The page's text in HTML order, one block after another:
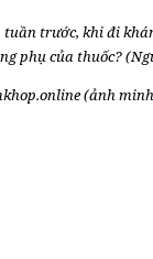
trước, khi đi
phụ của thuốc?